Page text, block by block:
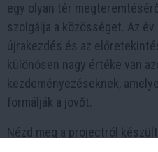
egy olyan tér
szolgálja a közösséget. Az
újrakezdés és az
különösen nagy értéke van
kezdeményezéseknek,
formálják a jövőt.
Nézd meg a projectról